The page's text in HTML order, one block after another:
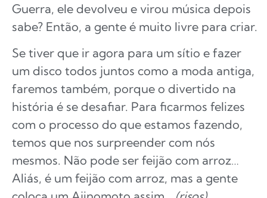
Guerra, ele devolveu e virou música depois
sabe? Então, a gente é muito livre para criar.
Se tiver que ir agora para um sítio e fazer
um disco todos juntos como a moda antiga,
faremos também, porque o divertido na
história é se desafiar. Para ficarmos felizes
com o processo do que estamos fazendo,
temos que nos surpreender com nós
mesmos. Não pode ser feijão com arroz…
Aliás, é um feijão com arroz, mas a gente